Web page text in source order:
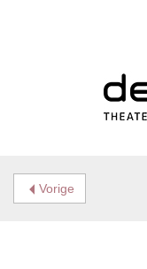
Vorige